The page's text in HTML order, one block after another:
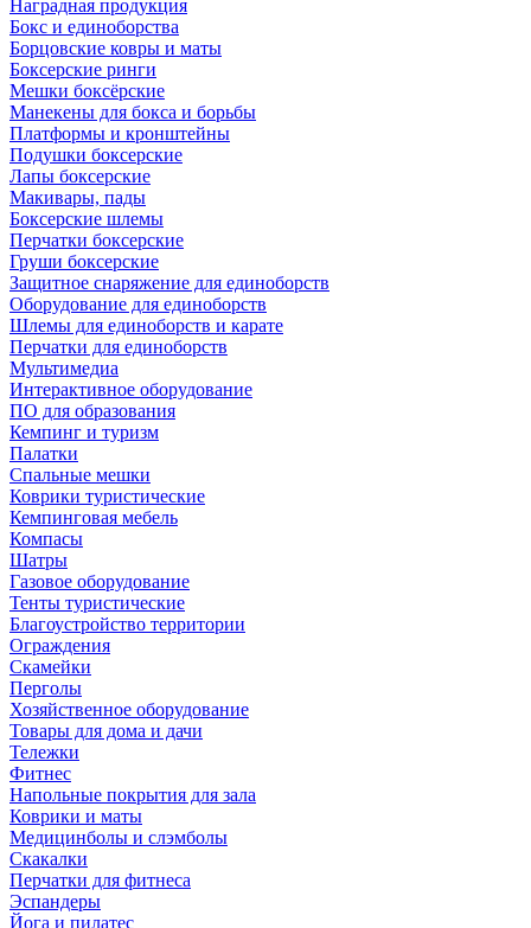
Наградная продукция
Бокс и единоборства
Борцовские ковры и маты
Боксерские ринги
Мешки боксёрские
Манекены для бокса и борьбы
Платформы и кронштейны
Подушки боксерские
Лапы боксерские
Макивары, пады
Боксерские шлемы
Перчатки боксерские
Груши боксерские
Защитное снаряжение для единоборств
Оборудование для единоборств
Шлемы для единоборств и карате
Перчатки для единоборств
Мультимедиа
Интерактивное оборудование
ПО для образования
Кемпинг и туризм
Палатки
Спальные мешки
Коврики туристические
Кемпинговая мебель
Компасы
Шатры
Газовое оборудование
Тенты туристические
Благоустройство территории
Ограждения
Скамейки
Перголы
Хозяйственное оборудование
Товары для дома и дачи
Тележки
Фитнес
Напольные покрытия для зала
Коврики и маты
Медицинболы и слэмболы
Скакалки
Перчатки для фитнеса
Эспандеры
Йога и пилатес